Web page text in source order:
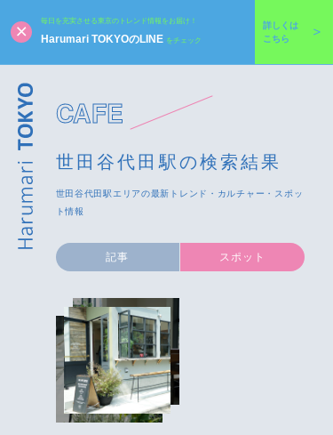
毎日を充実させる東京のトレンド情報をお届け！
Harumari TOKYOのLINE をチェック
詳しくは
こちら
CAFE
世田谷代田駅の検索結果
世田谷代田駅エリアの最新トレンド・カルチャー・スポッ
ト情報
記事 スポット